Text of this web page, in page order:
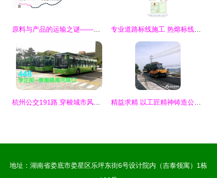
地址：湖南省娄底市娄星区乐坪东街6号设计院内（吉泰领寓）1栋